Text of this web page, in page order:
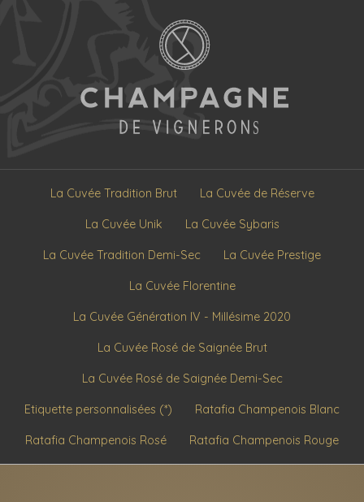
La Cuvée Tradition Brut La Cuvée de Réserve
La Cuvée Unik La Cuvée Sybaris
La Cuvée Tradition Demi-Sec La Cuvée Prestige
La Cuvée Florentine
La Cuvée Génération IV - Millésime 2020
La Cuvée Rosé de Saignée Brut
La Cuvée Rosé de Saignée Demi-Sec
Etiquette personnalisées (*) Ratafia Champenois Blanc
Ratafia Champenois Rosé Ratafia Champenois Rouge